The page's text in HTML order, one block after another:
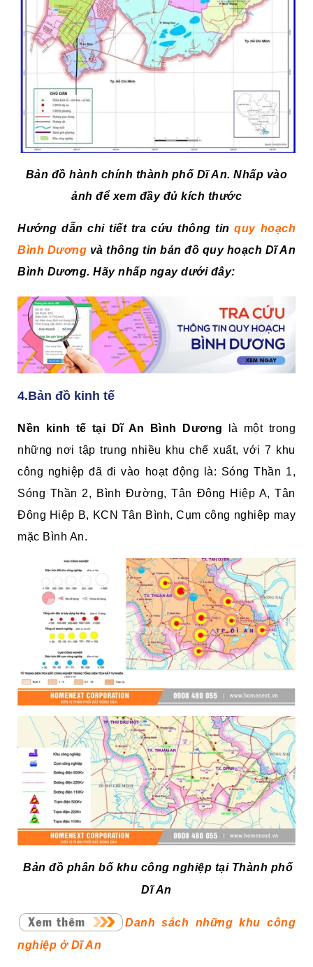
Bản đồ hành chính thành phố Dĩ An. Nhấp vào
ảnh để xem đầy đủ kích thước
Hướng dẫn chi tiết tra cứu thông tinquy hoạch
Bình Dương và thông tin bản đồ quy hoạch Dĩ An
Bình Dương. Hãy nhấp ngay dưới đây:
4.Bản đồ kinh tế
Nền kinh tế tại Dĩ An Bình Dương
là một trong
những nơi tập trung nhiều khu chế xuất, với 7 khu
công nghiệp đã đi vào hoạt động là: Sóng Thần 1,
Sóng Thần 2, Bình Đường, Tân Đông Hiệp A, Tân
Đông Hiệp B, KCN Tân Bình, Cụm công nghiệp may
mặc Bình An.
Bản đồ phân bố khu công nghiệp tại Thành phố
Dĩ An
Danh sách những khu công
nghiệp ở Dĩ An